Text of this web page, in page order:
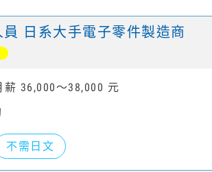
日系大手電子零件製造商
薪 36,000～38,000 元
不需日文